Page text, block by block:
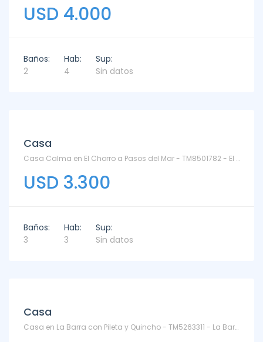
USD 4.000
Baños:
2
Hab:
4
Sup:
Sin datos
Casa
Casa Calma en El Chorro a Pasos del Mar - TM8501782 - El Chorro
USD 3.300
Baños:
3
Hab:
3
Sup:
Sin datos
Casa
Casa en La Barra con Pileta y Quincho - TM5263311 - La Barra